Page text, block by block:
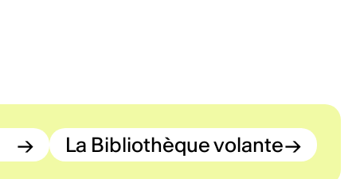
→ La Bibliothèque volante→